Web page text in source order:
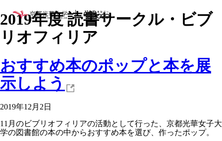
2019年度 読書サークル・ビブ
リオフィリア
おすすめ本のポップと本を展
示しよう
2019年12月2日
11月のビブリオフィリアの活動として行った、京都光華女子大
学の図書館の本の中からおすすめ本を選び、作ったポップ。